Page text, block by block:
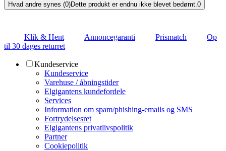
Hvad andre synes (0)Dette produkt er endnu ikke blevet bedømt.0
Klik & Hent Annoncegaranti Prismatch
Op
til 30 dages returret
Kundeservice
Kundeservice
Varehuse / åbningstider
Elgigantens kundefordele
Services
Information om spam/phishing-emails og SMS
Fortrydelsesret
Elgigantens privatlivspolitik
Partner
Cookiepolitik